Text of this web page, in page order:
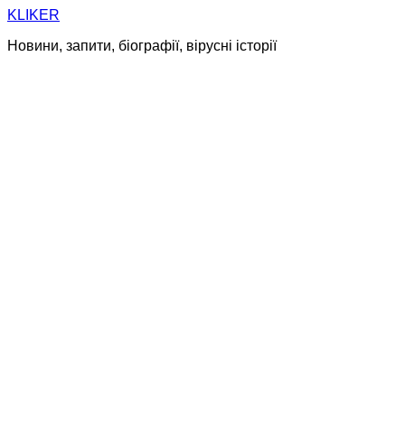
Skip
content
KLIKER
Новини, запити, біографії, вірусні історії